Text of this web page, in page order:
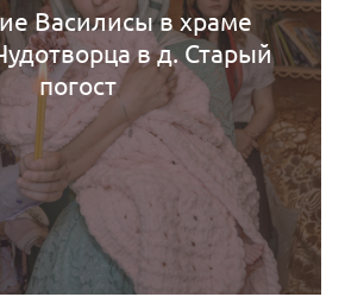
Василисы в храме
в д. Старый
погост